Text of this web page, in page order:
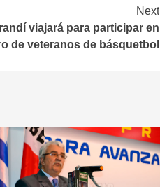
Next
viajará para participar en
de veteranos de básquetbol